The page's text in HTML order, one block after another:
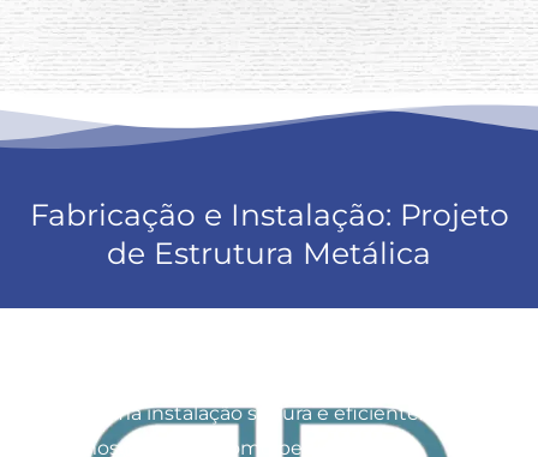
Fabricação e Instalação: Projeto
de Estrutura Metálica
garantir uma instalação segura e eficiente.
Utilizamos materiais como perfis de aço